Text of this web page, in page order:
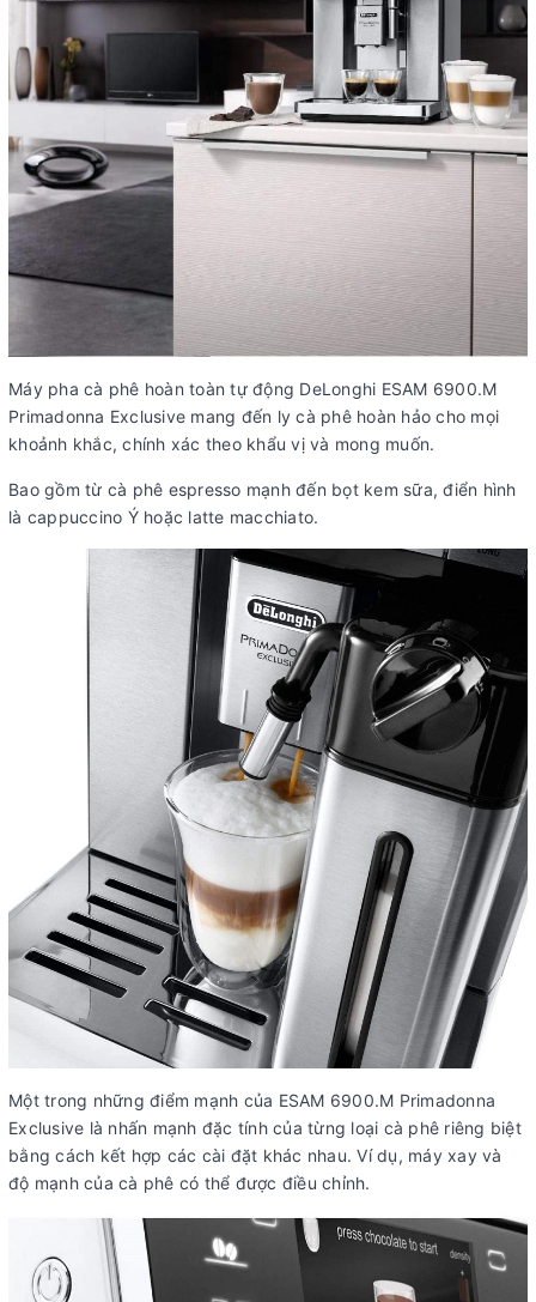
Máy pha cà phê hoàn toàn tự động DeLonghi ESAM 6900.M
Primadonna Exclusive mang đến ly cà phê hoàn hảo cho mọi
khoảnh khắc, chính xác theo khẩu vị và mong muốn.
Bao gồm từ cà phê espresso mạnh đến bọt kem sữa, điển hình
là cappuccino Ý hoặc latte macchiato.
Một trong những điểm mạnh của ESAM 6900.M Primadonna
Exclusive là nhấn mạnh đặc tính của từng loại cà phê riêng biệt
bằng cách kết hợp các cài đặt khác nhau. Ví dụ, máy xay và
độ mạnh của cà phê có thể được điều chỉnh.